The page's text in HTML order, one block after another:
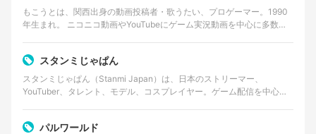
もこうとは、関西出身の動画投稿者・歌うたい、プロゲーマー。1990
年生まれ。 ニコニコ動画やYouTubeにゲーム実況動画を中心に多数の
スタンミじゃぱん
スタンミじゃぱん（Stanmi Japan）は、日本のストリーマー、
YouTuber、タレント、モデル、コスプレイヤー。ゲーム配信を中心に
パルワールド